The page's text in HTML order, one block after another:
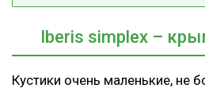
Iberis simplex –
Кустики очень маленькие, не